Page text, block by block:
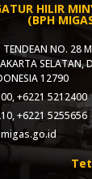
HILIR
(BPH
TENDEAN NO. 28
SELATAN,
12790
+6221 5212400
+6221 5255656